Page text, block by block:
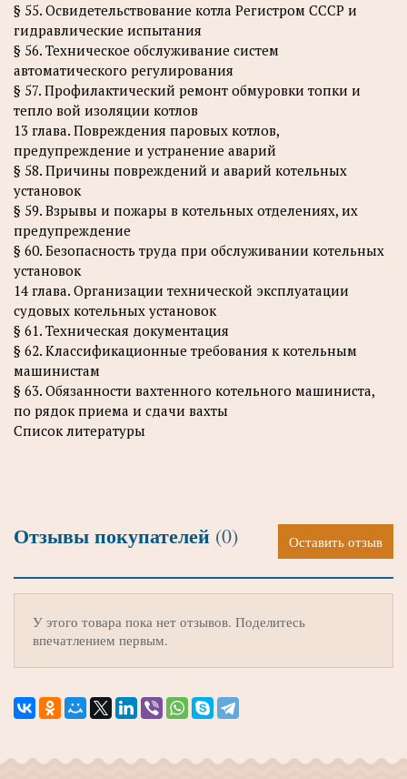
§ 55. Освидетельствование котла Регистром СССР и
гидравлические испытания
§ 56. Техническое обслуживание систем
автоматического регулирования
§ 57. Профилактический ремонт обмуровки топки и
тепло вой изоляции котлов
13 глава. Повреждения паровых котлов,
предупреждение и устранение аварий
§ 58. Причины повреждений и аварий котельных
установок
§ 59. Взрывы и пожары в котельных отделениях, их
предупреждение
§ 60. Безопасность труда при обслуживании котельных
установок
14 глава. Организации технической эксплуатации
судовых котельных установок
§ 61. Техническая документация
§ 62. Классификационные требования к котельным
машинистам
§ 63. Обязанности вахтенного котельного машиниста,
по рядок приема и сдачи вахты
Список литературы
Отзывы покупателей (0) Оставить отзыв
У этого товара пока нет отзывов. Поделитесь
впечатлением первым.